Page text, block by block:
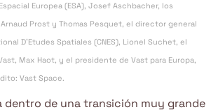
Europea (ESA), Josef Aschbacher, los
Prost y Thomas Pesquet, el director general
D’Etudes Spatiales (CNES), Lionel Suchet, el
Max Haot, y el presidente de Vast para Europa,
Vast Space.
dentro de una transición muy grande